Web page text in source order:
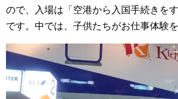
ので、入場は「空港から入国手続きを
です。中では、子供たちがお仕事体験を